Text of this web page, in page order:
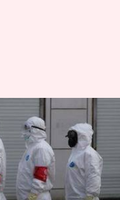
3,000